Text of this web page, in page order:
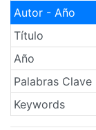
Autor - Año
Título
Año
Palabras Clave
Keywords